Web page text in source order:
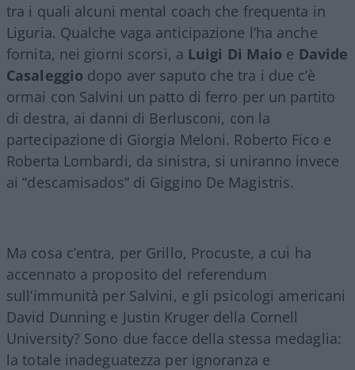
tra i quali alcuni mental coach che frequenta in
Liguria. Qualche vaga anticipazione l’ha anche
fornita, nei giorni scorsi, a Luigi Di Maio e Davide
Casaleggio dopo aver saputo che tra i due c’è
ormai con Salvini un patto di ferro per un partito
di destra, ai danni di Berlusconi, con la
partecipazione di Giorgia Meloni. Roberto Fico e
Roberta Lombardi, da sinistra, si uniranno invece
ai “descamisados” di Giggino De Magistris.
Ma cosa c’entra, per Grillo, Procuste, a cui ha
accennato a proposito del referendum
sull’immunità per Salvini, e gli psicologi americani
David Dunning e Justin Kruger della Cornell
University? Sono due facce della stessa medaglia:
la totale inadeguatezza per ignoranza e